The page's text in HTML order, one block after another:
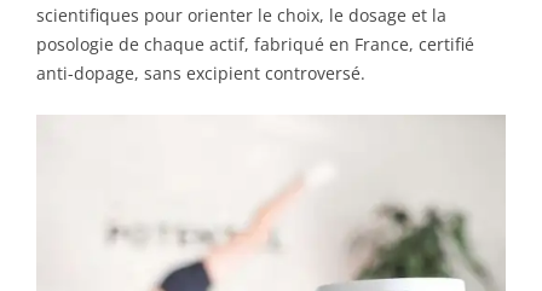
scientifiques pour orienter le choix, le dosage et la
posologie de chaque actif, fabriqué en France, certifié
anti-dopage, sans excipient controversé.